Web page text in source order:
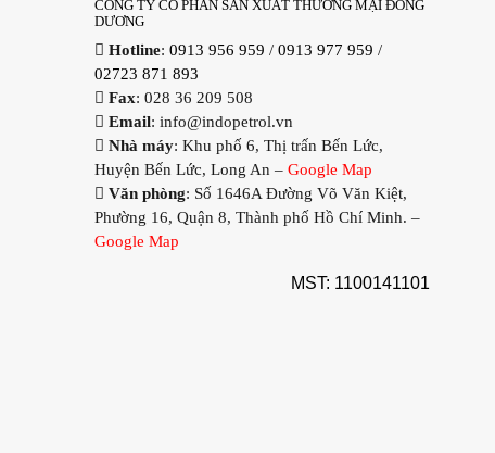
CÔNG TY CỔ PHẦN SẢN XUẤT THƯƠNG MẠI ĐÔNG
DƯƠNG
Hotline:0913 956 959 /0913 977 959 /
02723 871 893
Fax: 028 36 209 508
Email: info@indopetrol.vn
Nhà máy: Khu phố 6, Thị trấn Bến Lức,
Huyện Bến Lức, Long An –Google Map
Văn phòng: Số 1646A Đường Võ Văn Kiệt,
Phường 16, Quận 8, Thành phố Hồ Chí Minh. –
Google Map
MST: 1100141101